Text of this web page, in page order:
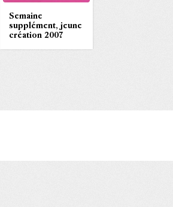
Semaine
supplément, jeune
création 2007